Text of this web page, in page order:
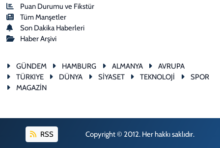
Puan Durumu ve Fikstür
Tüm Manşetler
Son Dakika Haberleri
Haber Arşivi
GÜNDEM HAMBURG ALMANYA
AVRUPA
TÜRKIYE
DÜNYA SİYASET TEKNOLOJİ
SPOR
MAGAZİN
RSS Copyright © 2012. Her hakkı saklıdır.